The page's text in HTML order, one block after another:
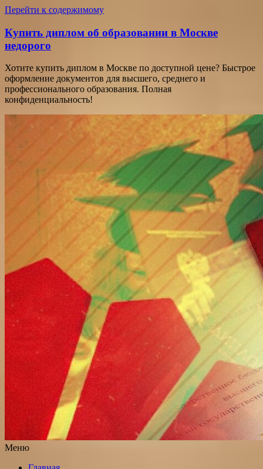
Перейти к содержимому
Купить диплом об образовании в Москве
недорого
Хотите купить диплом в Москве по доступной цене? Быстрое
оформление документов для высшего, среднего и
профессионального образования. Полная
конфиденциальность!
Меню